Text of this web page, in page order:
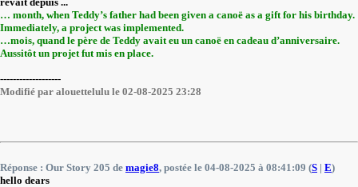
… month, when Teddy’s father had been given a canoë as a gift for his birthday.
Immediately, a project was implemented.
…mois, quand le père de Teddy avait eu un canoë en cadeau d’anniversaire.
Aussitôt un projet fut mis en place.
-------------------
Modifié par alouettelulu le 02-08-2025 23:28
Réponse : Our Story 205 de magie8, postée le 04-08-2025 à 08:41:09 (S | E)
hello dears